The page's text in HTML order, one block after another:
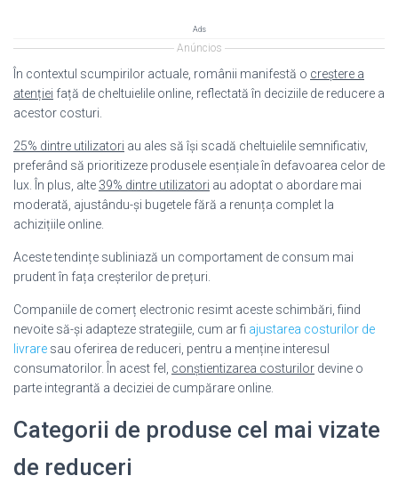
Ads
Anúncios
În contextul scumpirilor actuale, românii manifestă o creștere a
atenției față de cheltuielile online, reflectată în deciziile de reducere a
acestor costuri.
25% dintre utilizatori au ales să își scadă cheltuielile semnificativ,
preferând să prioritizeze produsele esențiale în defavoarea celor de
lux. În plus, alte 39% dintre utilizatori au adoptat o abordare mai
moderată, ajustându-și bugetele fără a renunța complet la
achizițiile online.
Aceste tendințe subliniază un comportament de consum mai
prudent în fața creșterilor de prețuri.
Companiile de comerț electronic resimt aceste schimbări, fiind
nevoite să-și adapteze strategiile, cum ar fi ajustarea costurilor de
livrare sau oferirea de reduceri, pentru a menține interesul
consumatorilor. În acest fel, conștientizarea costurilor devine o
parte integrantă a deciziei de cumpărare online.
Categorii de produse cel mai vizate
de reduceri